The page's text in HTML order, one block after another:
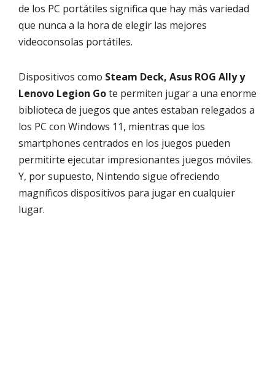
de los PC portátiles significa que hay más variedad
que nunca a la hora de elegir las mejores
videoconsolas portátiles.
Dispositivos como Steam Deck, Asus ROG Ally y
Lenovo Legion Gote permiten jugar a una enorme
biblioteca de juegos que antes estaban relegados a
los PC con Windows 11, mientras que los
smartphones centrados en los juegos pueden
permitirte ejecutar impresionantes juegos móviles.
Y, por supuesto, Nintendo sigue ofreciendo
magníficos dispositivos para jugar en cualquier
lugar.